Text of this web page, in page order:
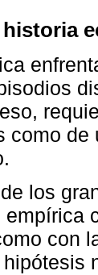
como
los
con